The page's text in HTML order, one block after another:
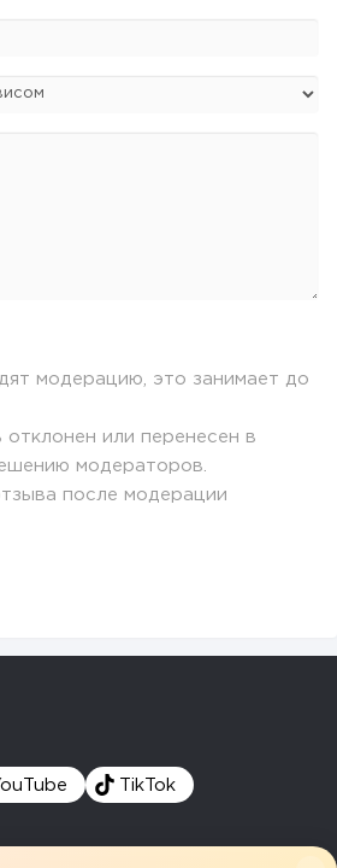
модерацию, это занимает до
или перенесен в
модераторов.
после модерации
TikTok